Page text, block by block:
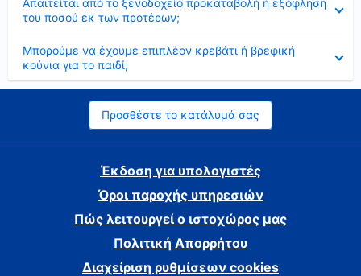
Απαιτείται από το ξενοδοχείο προκαταβολή ή εξόφληση
του ποσού εκ των προτέρων;
Μπορούμε να έχουμε επιπλέον κρεβάτι ή βρεφική
κούνια για το παιδί;
Προσθέστε το κατάλυμά σας
Έκδοση για υπολογιστές
Όροι παροχής υπηρεσιών
Πώς λειτουργεί ο ιστοχώρος μας
Πολιτική Απορρήτου
Διαχείριση ρυθμίσεων cookies